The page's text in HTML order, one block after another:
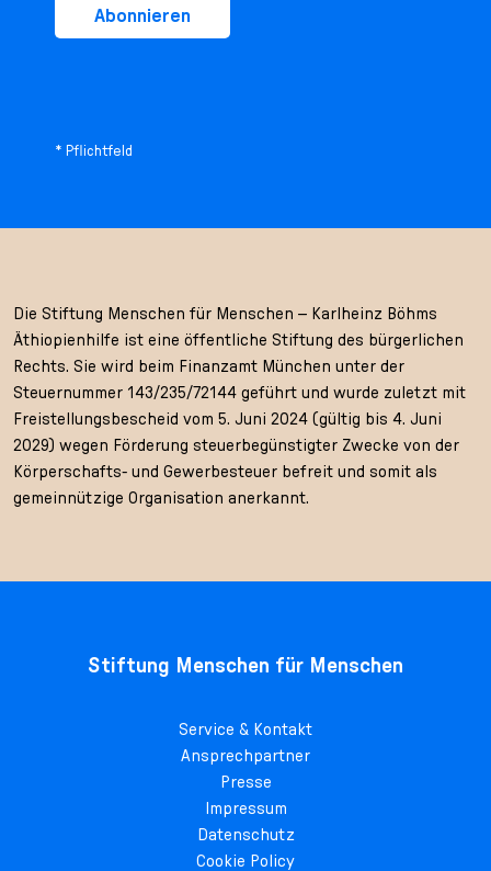
Abonnieren
* Pflichtfeld
Die Stiftung Menschen für Menschen – Karlheinz Böhms
Äthiopienhilfe ist eine öffentliche Stiftung des bürgerlichen
Rechts. Sie wird beim Finanzamt München unter der
Steuernummer 143/235/72144 geführt und wurde zuletzt mit
Freistellungsbescheid vom 5. Juni 2024 (gültig bis 4. Juni
2029) wegen Förderung steuerbegünstigter Zwecke von der
Körperschafts- und Gewerbesteuer befreit und somit als
gemeinnützige Organisation anerkannt.
Stiftung Menschen für Menschen
Service & Kontakt
Ansprechpartner
Presse
Impressum
Datenschutz
Cookie Policy